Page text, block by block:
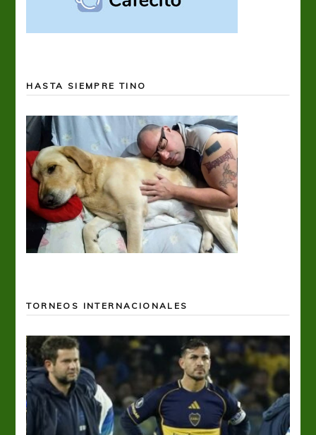
HASTA SIEMPRE TINO
TORNEOS INTERNACIONALES